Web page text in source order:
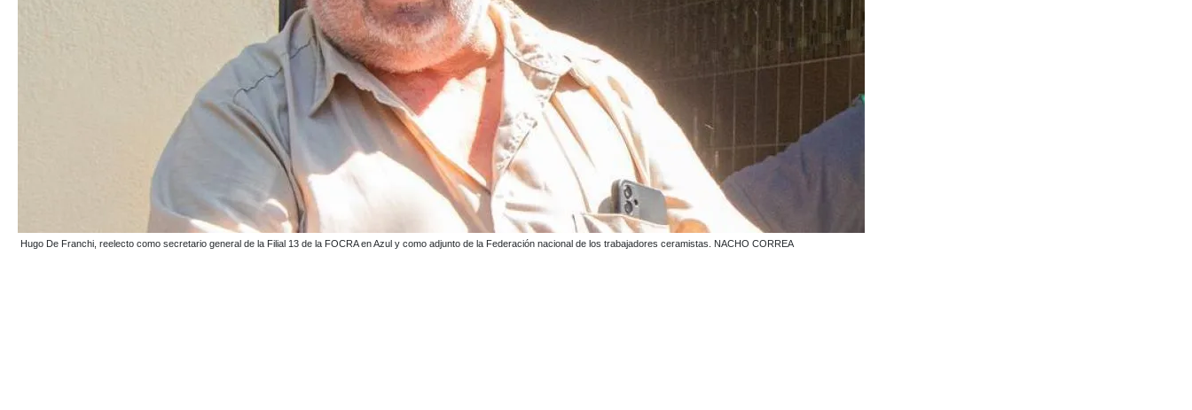
Hugo De Franchi, reelecto como secretario general de la Filial 13 de la FOCRA en Azul y como adjunto de la Federación nacional de los trabajadores ceramistas. NACHO CORREA